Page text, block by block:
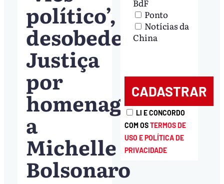
político’,
desobedeceu
Justiça
por
homenagem
a
Michelle
Bolsonaro
BdF
Ponto
Notícias da
China
LI E CONCORDO
COM OSTERMOS DE
USO E POLÍTICA DE
PRIVACIDADE